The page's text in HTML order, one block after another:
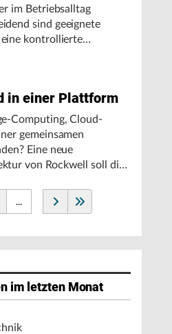
im Betriebsalltag
sind geeignete
eine kontrollierte
in einer Plattform
Computing, Cloud-
gemeinsamen
Eine neue
von Rockwell soll die
autonomen
...
im letzten Monat